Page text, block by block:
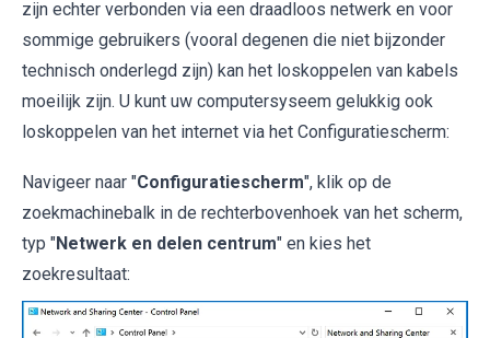
zijn echter verbonden via een draadloos netwerk en voor
sommige gebruikers (vooral degenen die niet bijzonder
technisch onderlegd zijn) kan het loskoppelen van kabels
moeilijk zijn. U kunt uw computersyseem gelukkig ook
loskoppelen van het internet via het Configuratiescherm:
Navigeer naar "Configuratiescherm", klik op de
zoekmachinebalk in de rechterbovenhoek van het scherm,
typ "Netwerk en delen centrum" en kies het
zoekresultaat: